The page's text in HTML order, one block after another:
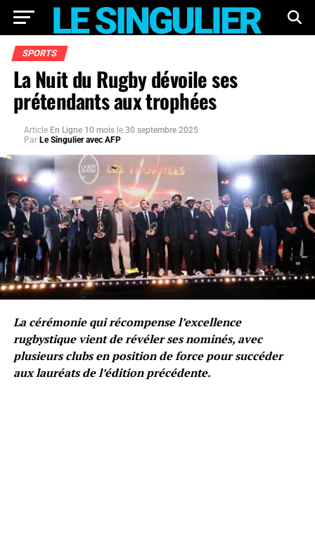
SPORTS
La Nuit du Rugby dévoile ses
prétendants aux trophées
Article En Ligne 10 mois le 30 septembre 2025
Par Le Singulier avec AFP
La cérémonie qui récompense l’excellence
rugbystique vient de révéler ses nominés, avec
plusieurs clubs en position de force pour succéder
aux lauréats de l’édition précédente.